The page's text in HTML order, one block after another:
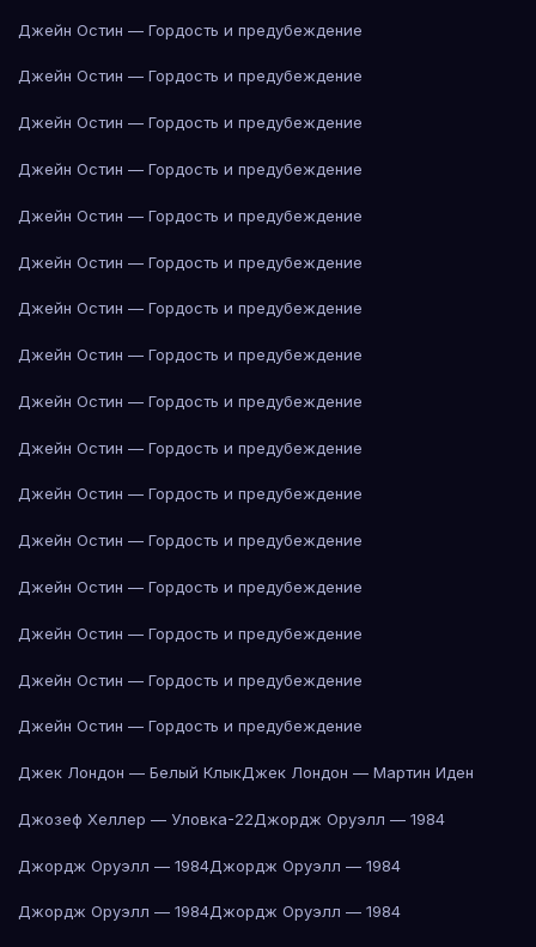
Джейн Остин — Гордость и предубеждение
Джейн Остин — Гордость и предубеждение
Джейн Остин — Гордость и предубеждение
Джейн Остин — Гордость и предубеждение
Джейн Остин — Гордость и предубеждение
Джейн Остин — Гордость и предубеждение
Джейн Остин — Гордость и предубеждение
Джейн Остин — Гордость и предубеждение
Джейн Остин — Гордость и предубеждение
Джейн Остин — Гордость и предубеждение
Джейн Остин — Гордость и предубеждение
Джейн Остин — Гордость и предубеждение
Джейн Остин — Гордость и предубеждение
Джейн Остин — Гордость и предубеждение
Джейн Остин — Гордость и предубеждение
Джейн Остин — Гордость и предубеждение
Джек Лондон — Белый КлыкДжек Лондон — Мартин Иден
Джозеф Хеллер — Уловка-22Джордж Оруэлл — 1984
Джордж Оруэлл — 1984Джордж Оруэлл — 1984
Джордж Оруэлл — 1984Джордж Оруэлл — 1984